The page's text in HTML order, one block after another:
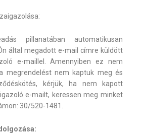
pillanatában automatikusan
által megadott e-mail címre küldött
e-maillel. Amennyiben ez nem
megrendelést nem kaptuk meg és
kérjük, ha nem kapott
e-mailt, keressen meg minket
30/520-1481.